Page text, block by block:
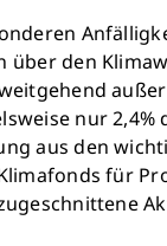
über den
außer
nur 2,4%
aus den
für